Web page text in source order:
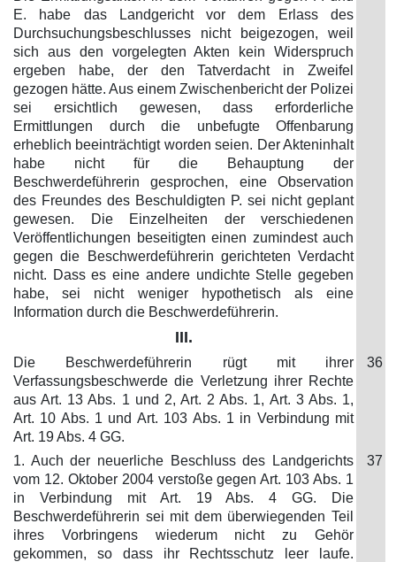
E. habe das Landgericht vor dem Erlass des
Durchsuchungsbeschlusses nicht beigezogen, weil
sich aus den vorgelegten Akten kein Widerspruch
ergeben habe, der den Tatverdacht in Zweifel
gezogen hätte. Aus einem Zwischenbericht der Polizei
sei ersichtlich gewesen, dass erforderliche
Ermittlungen durch die unbefugte Offenbarung
erheblich beeinträchtigt worden seien. Der Akteninhalt
habe nicht für die Behauptung der
Beschwerdeführerin gesprochen, eine Observation
des Freundes des Beschuldigten P. sei nicht geplant
gewesen. Die Einzelheiten der verschiedenen
Veröffentlichungen beseitigten einen zumindest auch
gegen die Beschwerdeführerin gerichteten Verdacht
nicht. Dass es eine andere undichte Stelle gegeben
habe, sei nicht weniger hypothetisch als eine
Information durch die Beschwerdeführerin.
III.
Die Beschwerdeführerin rügt mit ihrer
Verfassungsbeschwerde die Verletzung ihrer Rechte
aus Art. 13 Abs. 1 und 2, Art. 2 Abs. 1, Art. 3 Abs. 1,
Art. 10 Abs. 1 und Art. 103 Abs. 1 in Verbindung mit
Art. 19 Abs. 4 GG.
36
1. Auch der neuerliche Beschluss des Landgerichts
vom 12. Oktober 2004 verstoße gegen Art. 103 Abs. 1
in Verbindung mit Art. 19 Abs. 4 GG. Die
Beschwerdeführerin sei mit dem überwiegenden Teil
ihres Vorbringens wiederum nicht zu Gehör
gekommen, so dass ihr Rechtsschutz leer laufe.
37